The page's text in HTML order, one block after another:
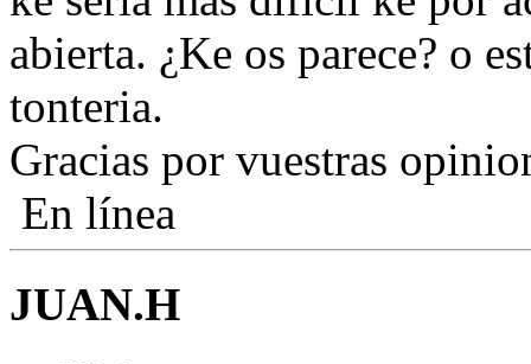
abierta. ¿Ke os parece? o
tonteria.
Gracias por vuestras
En línea
JUAN.H